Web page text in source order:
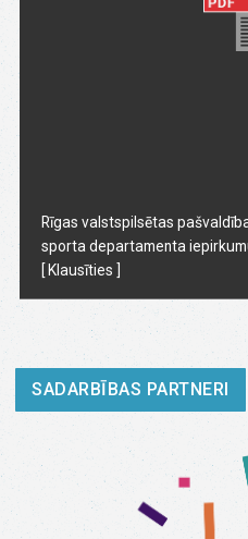
Rīgas valstspilsētas
sporta departamenta
[ Klausīties ]
SADARBĪBAS PARTNERI